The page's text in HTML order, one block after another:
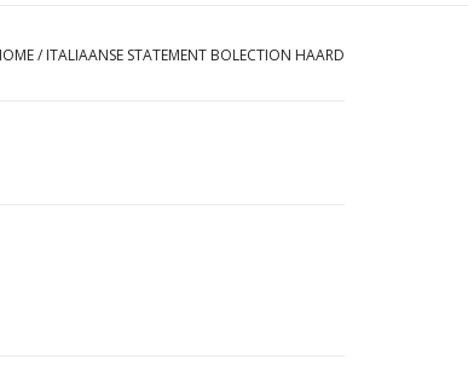
/ ITALIAANSE STATEMENT BOLECTION HAARD